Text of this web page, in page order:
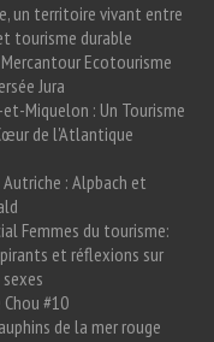
un territoire vivant entre
tourisme durable
Ecotourisme
Jura
Miquelon : Un Tourisme
de l'Atlantique
Autriche : Alpbach et
Femmes du tourisme:
et réflexions sur
#10
de la mer rouge